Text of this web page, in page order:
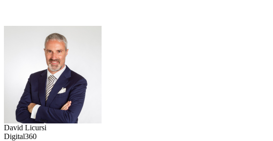
David Licursi
Digital360